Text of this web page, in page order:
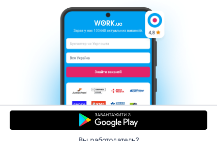
Контакты О нас
Карьера
Новости Work.ua
Помощь
Условия использования
Работодателю
© 2006–2026 Work.ua. Сервис поиска работы №1 в